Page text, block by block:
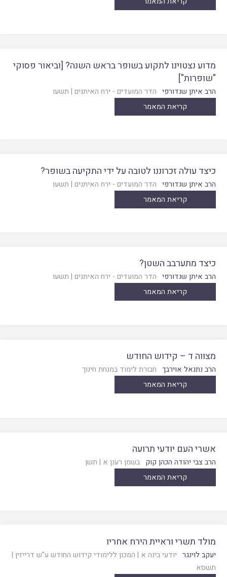
מדוע נצטוינו לתקוע בשופר בראש השנה? [וביאור פסוקי
"שופרות"]
הרב איתן שנדורפי הדר המועדים - ירח האיתנים | תשעו
קריאת המאמר
כיצד עולה זכרוננו לטובה על ידי התקיעה בשופר?
הרב איתן שנדורפי הדר המועדים - ירח האיתנים | תשעו
קריאת המאמר
כיצד מתערבב השטן?
הרב איתן שנדורפי הדר המועדים - ירח האיתנים | תשעו
קריאת המאמר
מצווה ד – קידוש החודש
הרב נתנאל אוירבך חבורת לימוד במנחת חינוך
קריאת המאמר
אשרי העם יודעי תרועה
הרב צבי יהודה הכהן קוק בשמן רענן א | תשן
קריאת המאמר
מולד תשרי וראיית הירח אחריו
יעקב לוינגר יודעי בינה א | המכון ללימודי קידוש החודש ע"ש דרייזין |
תשסא